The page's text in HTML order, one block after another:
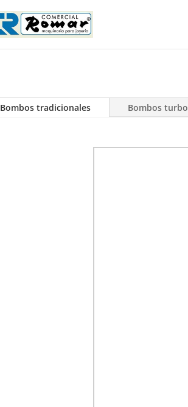
Bombos tradicionales Bombos turbo